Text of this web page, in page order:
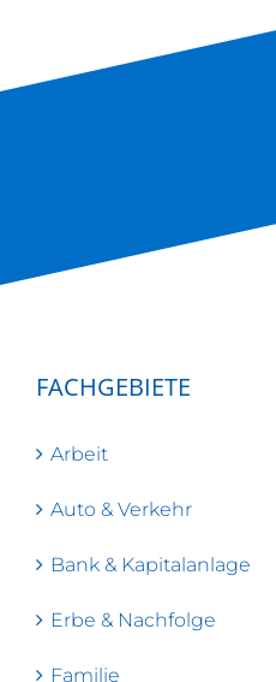
FACHGEBIETE
Arbeit
Auto & Verkehr
Bank & Kapitalanlage
Erbe & Nachfolge
Familie